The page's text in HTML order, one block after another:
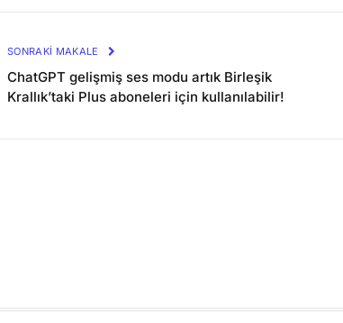
SONRAKI MAKALE
ChatGPT gelişmiş ses modu artık Birleşik
Krallık’taki Plus aboneleri için kullanılabilir!